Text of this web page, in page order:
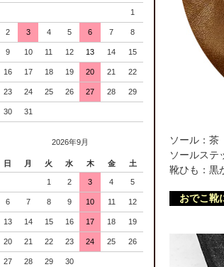
ソール：茶
ソールステ
靴ひも：黒
おでこ靴
1
2 3 4 5 6 7 8
9 10 11 12 13 14 15
16 17 18 19 20 21 22
23 24 25 26 27 28 29
30 31
2026年9月
日 月 火 水 木 金 土
1 2 3 4 5
6 7 8 9 10 11 12
13 14 15 16 17 18 19
20 21 22 23 24 25 26
27 28 29 30